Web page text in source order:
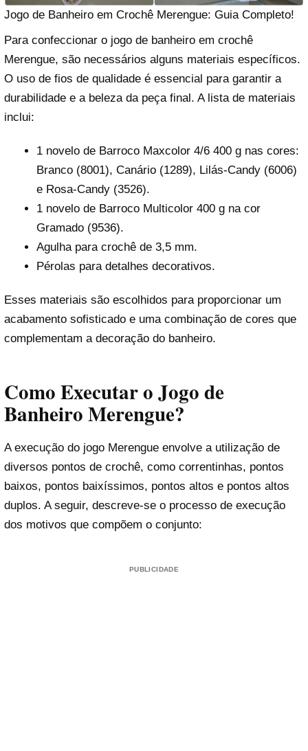
Jogo de Banheiro em Crochê Merengue: Guia Completo!
Para confeccionar o jogo de banheiro em crochê
Merengue, são necessários alguns materiais específicos.
O uso de fios de qualidade é essencial para garantir a
durabilidade e a beleza da peça final. A lista de materiais
inclui:
1 novelo de Barroco Maxcolor 4/6 400 g nas cores:
Branco (8001), Canário (1289), Lilás-Candy (6006)
e Rosa-Candy (3526).
1 novelo de Barroco Multicolor 400 g na cor
Gramado (9536).
Agulha para crochê de 3,5 mm.
Pérolas para detalhes decorativos.
Esses materiais são escolhidos para proporcionar um
acabamento sofisticado e uma combinação de cores que
complementam a decoração do banheiro.
Como Executar o Jogo de
Banheiro Merengue?
A execução do jogo Merengue envolve a utilização de
diversos pontos de crochê, como correntinhas, pontos
baixos, pontos baixíssimos, pontos altos e pontos altos
duplos. A seguir, descreve-se o processo de execução
dos motivos que compõem o conjunto:
PUBLICIDADE